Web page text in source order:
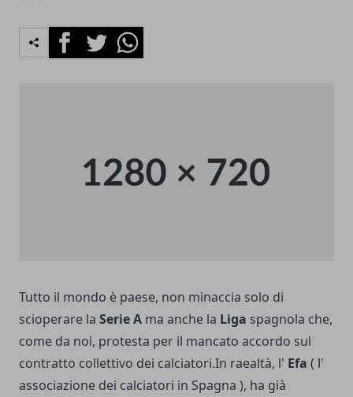
FacebookTwitterWhatsapp
Tutto il mondo è paese, non minaccia solo di
scioperare la Serie A ma anche la Liga spagnola che,
come da noi, protesta per il mancato accordo sul
contratto collettivo dei calciatori.In raealtà, l' Efa ( l'
associazione dei calciatori in Spagna ), ha già